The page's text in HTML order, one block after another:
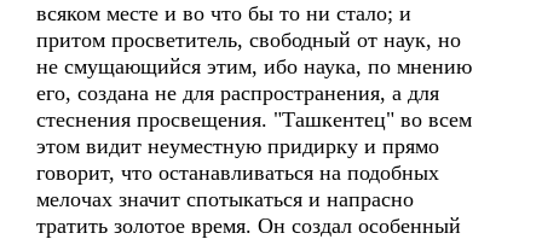
всяком месте и во что бы то ни стало; и
притом просветитель, свободный от наук, но
не смущающийся этим, ибо наука, по мнению
его, создана не для распространения, а для
стеснения просвещения. "Ташкентец" во всем
этом видит неуместную придирку и прямо
говорит, что останавливаться на подобных
мелочах значит спотыкаться и напрасно
тратить золотое время. Он создал особенный